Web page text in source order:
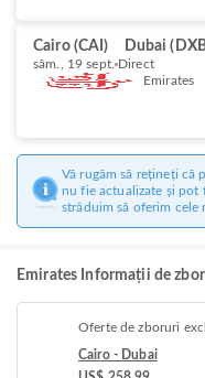
Cairo (CAI) Dubai
sâm., 19 sept. Direct
Emirates
Vă rugăm să rețineți că
nu fie actualizate și pot
străduim să oferim cele
Emirates Informații de
Oferte de zboruri
Cairo - Dubai